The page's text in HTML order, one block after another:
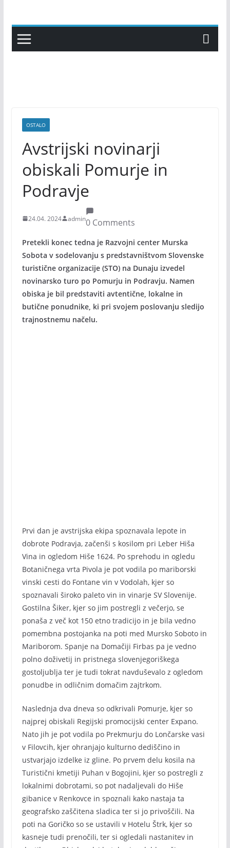
content
OSTALO
Avstrijski novinarji
obiskali Pomurje in
Podravje
24.04. 2024 admin0 Comments
Pretekli konec tedna je Razvojni center Murska
Sobota v sodelovanju s predstavništvom Slovenske
turistične organizacije (STO) na Dunaju izvedel
novinarsko turo po Pomurju in Podravju. Namen
obiska je bil predstaviti avtentične, lokalne in
butične ponudnike, ki pri svojem poslovanju sledijo
trajnostnemu načelu.
Prvi dan je avstrijska ekipa spoznavala lepote in
dobrote Podravja, začenši s kosilom pri Leber Hiša
Vina in ogledom Hiše 1624. Po sprehodu in ogledu
Botaničnega vrta Pivola je pot vodila po mariborski
vinski cesti do Fontane vin v Vodolah, kjer so
spoznavali široko paleto vin in vinarje SV Slovenije.
Gostilna Šiker, kjer so jim postregli z večerjo, se
ponaša z več kot 150 etno tradicijo in je bila vedno
pomembna postojanka na poti med Mursko Soboto in
Mariborom. Spanje na Domačiji Firbas pa je vedno
polno doživetij in pristnega slovenjegoriškega
gostoljublja ter je tudi tokrat navduševalo z ogledom
ponudbe in odličnim domačim zajtrkom.
Naslednja dva dneva so odkrivali Pomurje, kjer so
najprej obiskali Regijski promocijski center Expano.
Nato jih je pot vodila po Prekmurju do Lončarske vasi
v Filovcih, kjer ohranjajo kulturno dediščino in
ustvarjajo izdelke iz gline. Po prvem delu kosila na
Turistični kmetiji Puhan v Bogojini, kjer so postregli z
lokalnimi dobrotami, so pot nadaljevali do Hiše
gibanice v Renkovce in spoznali kako nastaja ta
geografsko zaščitena sladica ter si jo privoščili. Na
poti na Goričko so se ustavili v Hotelu Štrk, kjer so
kasneje tudi prenočili, ter si ogledali nastanitev in